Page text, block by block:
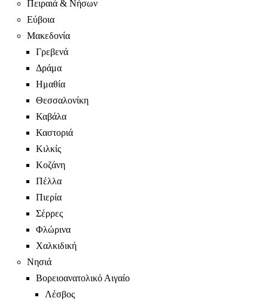
Πειραιά & Νήσων
Εύβοια
Μακεδονία
Γρεβενά
Δράμα
Ημαθία
Θεσσαλονίκη
Καβάλα
Καστοριά
Κιλκίς
Κοζάνη
Πέλλα
Πιερία
Σέρρες
Φλώρινα
Χαλκιδική
Νησιά
Βορειοανατολικό Αιγαίο
Λέσβος